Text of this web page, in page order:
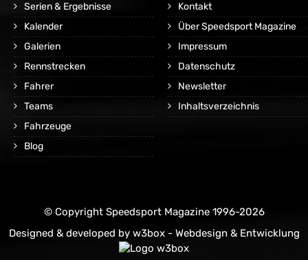
Serien & Ergebnisse
Kalender
Galerien
Rennstrecken
Fahrer
Teams
Fahrzeuge
Blog
Kontakt
Über Speedsport Magazine
Impressum
Datenschutz
Newsletter
Inhaltsverzeichnis
© Copyright Speedsport Magazine 1996-2026
Designed & developed by w3box - Webdesign & Entwicklung